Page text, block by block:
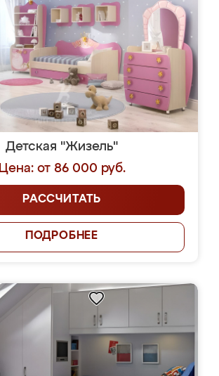
Детская "Жизель"
Цена: от 86 000 руб.
РАССЧИТАТЬ
ПОДРОБНЕЕ